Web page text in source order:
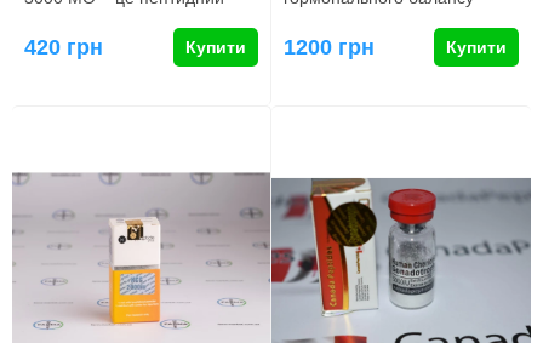
420 грн Купити
Ovigil …
1200 грн Купити